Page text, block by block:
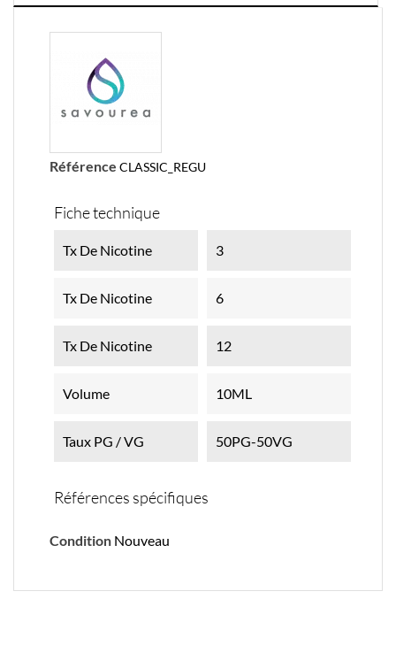
Référence CLASSIC_REGU
Fiche technique
Tx De Nicotine 3
Tx De Nicotine 6
Tx De Nicotine 12
Volume 10ML
Taux PG / VG 50PG-50VG
Références spécifiques
Condition Nouveau